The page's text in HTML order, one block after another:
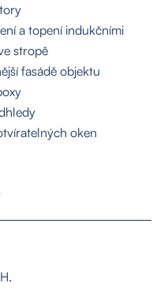
a topení indukčními
stropě
fasádě objektu
oken